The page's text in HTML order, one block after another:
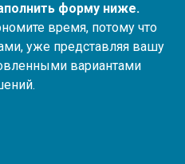
форму ниже.
время, потому что
уже представляя вашу
вариантами